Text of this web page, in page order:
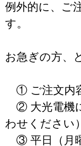
例外的に、ご
す。
お急ぎの方、
① ご注文内
② 大光電機
わせください）
③ 平日（月